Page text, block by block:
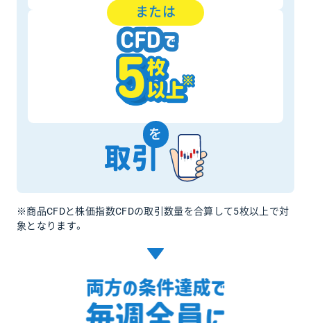
または
を
※商品CFDと株価指数CFDの取引数量を合算して5枚以上で対
象となります。